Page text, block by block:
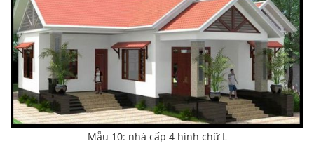
Mẫu 10: nhà cấp 4 hình chữ L